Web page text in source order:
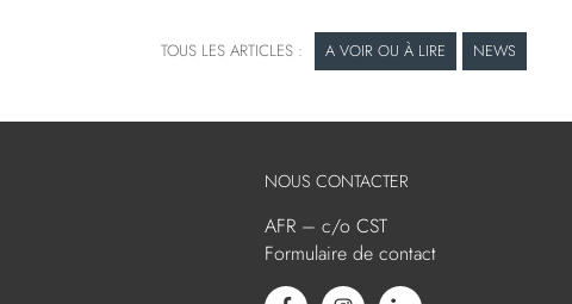
A VOIR OU À LIRE NEWS
NOUS CONTACTER
AFR – c/o CST
Formulaire de contact